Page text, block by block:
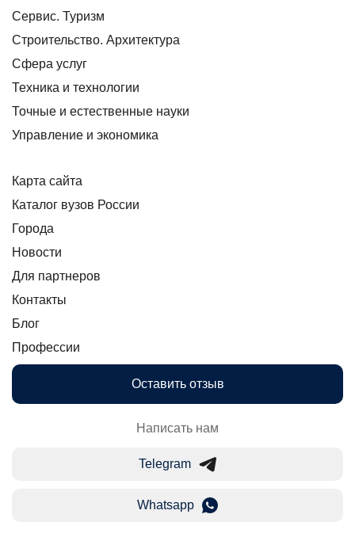
Сервис. Туризм
Строительство. Архитектура
Сфера услуг
Техника и технологии
Точные и естественные науки
Управление и экономика
Карта сайта
Каталог вузов России
Города
Новости
Для партнеров
Контакты
Блог
Профессии
Оставить отзыв
Написать нам
Telegram
Whatsapp